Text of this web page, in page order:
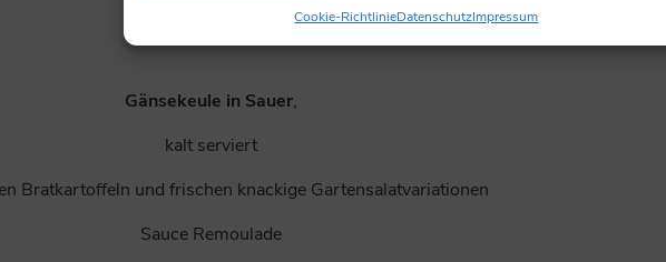
Cookie-RichtlinieDatenschutzImpressum
Gänsekeule in Sauer,
kalt serviert
Bratkartoffeln und frischen knackige Gartensalatvariationen
Sauce Remoulade